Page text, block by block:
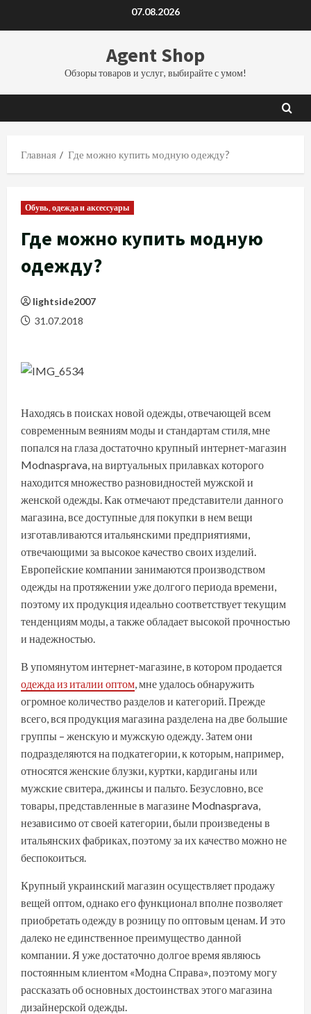
07.08.2026
Agent Shop
Обзоры товаров и услуг, выбирайте с умом!
Главная Где можно купить модную одежду?
Обувь, одежда и аксессуары
Где можно купить модную
одежду?
lightside2007
31.07.2018
Находясь в поисках новой одежды, отвечающей всем
современным веяниям моды и стандартам стиля, мне
попался на глаза достаточно крупный интернет-магазин
Modnasprava, на виртуальных прилавках которого
находится множество разновидностей мужской и
женской одежды. Как отмечают представители данного
магазина, все доступные для покупки в нем вещи
изготавливаются итальянскими предприятиями,
отвечающими за высокое качество своих изделий.
Европейские компании занимаются производством
одежды на протяжении уже долгого периода времени,
поэтому их продукция идеально соответствует текущим
тенденциям моды, а также обладает высокой прочностью
и надежностью.
В упомянутом интернет-магазине, в котором продается
одежда из италии оптом, мне удалось обнаружить
огромное количество разделов и категорий. Прежде
всего, вся продукция магазина разделена на две большие
группы – женскую и мужскую одежду. Затем они
подразделяются на подкатегории, к которым, например,
относятся женские блузки, куртки, кардиганы или
мужские свитера, джинсы и пальто. Безусловно, все
товары, представленные в магазине Modnasprava,
независимо от своей категории, были произведены в
итальянских фабриках, поэтому за их качество можно не
беспокоиться.
Крупный украинский магазин осуществляет продажу
вещей оптом, однако его функционал вполне позволяет
приобретать одежду в розницу по оптовым ценам. И это
далеко не единственное преимущество данной
компании. Я уже достаточно долгое время являюсь
постоянным клиентом «Модна Справа», поэтому могу
рассказать об основных достоинствах этого магазина
дизайнерской одежды.